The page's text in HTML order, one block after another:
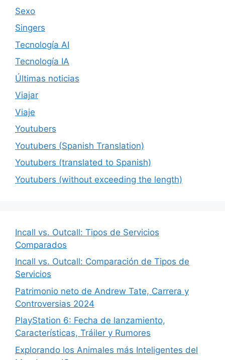
Sexo
Singers
Tecnología AI
Tecnología IA
Últimas noticias
Viajar
Viaje
Youtubers
Youtubers (Spanish Translation)
Youtubers (translated to Spanish)
Youtubers (without exceeding the length)
Incall vs. Outcall: Tipos de Servicios
Comparados
Incall vs. Outcall: Comparación de Tipos de
Servicios
Patrimonio neto de Andrew Tate, Carrera y
Controversias 2024
PlayStation 6: Fecha de lanzamiento,
Características, Tráiler y Rumores
Explorando los Animales más Inteligentes del